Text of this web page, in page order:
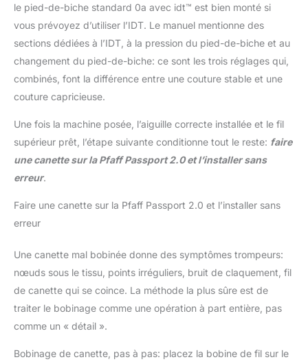
le pied-de-biche standard 0a avec idt™ est bien monté si
vous prévoyez d’utiliser l’IDT. Le manuel mentionne des
sections dédiées à l’IDT, à la pression du pied-de-biche et au
changement du pied-de-biche: ce sont les trois réglages qui,
combinés, font la différence entre une couture stable et une
couture capricieuse.
Une fois la machine posée, l’aiguille correcte installée et le fil
supérieur prêt, l’étape suivante conditionne tout le reste: faire
une canette sur la Pfaff Passport 2.0 et l’installer sans
erreur.
Faire une canette sur la Pfaff Passport 2.0 et l’installer sans
erreur
Une canette mal bobinée donne des symptômes trompeurs:
nœuds sous le tissu, points irréguliers, bruit de claquement, fil
de canette qui se coince. La méthode la plus sûre est de
traiter le bobinage comme une opération à part entière, pas
comme un « détail ».
Bobinage de canette, pas à pas: placez la bobine de fil sur le